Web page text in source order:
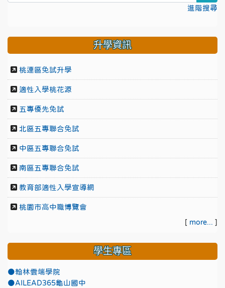
進階搜尋
升學資訊
桃連區免試升學
適性入學桃花源
五專優先免試
北區五專聯合免試
中區五專聯合免試
南區五專聯合免試
教育部適性入學宣導網
桃園市高中職博覽會
[ more... ]
學生專區
●翰林雲端學院
●AILEAD365龜山國中